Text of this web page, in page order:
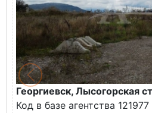
Георгиевск, Лысогорская
Код в базе агентства 121977